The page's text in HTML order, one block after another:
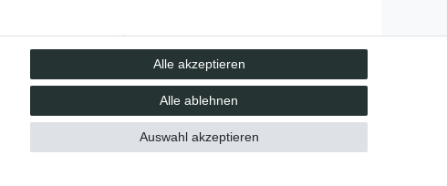
kostenloser Versand ab 70 EUR
schnelle Lieferung
30 Tage Rückgaberecht
Alle akzeptieren
Alle ablehnen
Auswahl akzeptieren